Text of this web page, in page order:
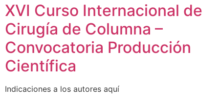
XVI Curso Internacional de
Cirugía de Columna –
Convocatoria Producción
Científica
Indicaciones a los autores aquí